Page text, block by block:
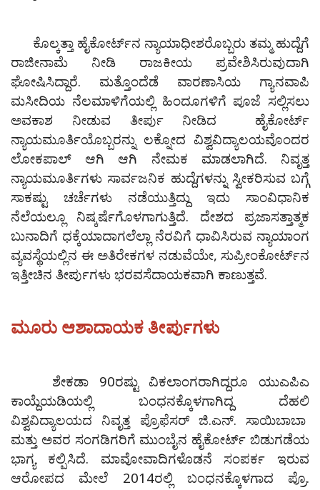
ಕೊಲ್ಕತ್ತಾ ಹೈಕೋರ್ಟ್‌ನ ನ್ಯಾಯಾಧೀಶರೊಬ್ಬರು ತಮ್ಮ ಹುದ್ದೆಗೆ
ರಾಜೀನಾಮೆ ನೀಡಿ ರಾಜಕೀಯ ಪ್ರವೇಶಿಸಿರುವುದಾಗಿ
ಘೋಷಿಸಿದ್ದಾರೆ. ಮತ್ತೊಂದೆಡೆ ವಾರಣಾಸಿಯ ಗ್ಯಾನವಾಪಿ
ಮಸೀದಿಯ ನೆಲಮಾಳಿಗೆಯಲ್ಲಿ ಹಿಂದೂಗಳಿಗೆ ಪೂಜೆ ಸಲ್ಲಿಸಲು
ಅವಕಾಶ ನೀಡುವ ತೀರ್ಪು ನೀಡಿದ ಹೈಕೋರ್ಟ್‌
ನ್ಯಾಯಮೂರ್ತಿಯೊಬ್ಬರನ್ನು ಲಕ್ನೋದ ವಿಶ್ವವಿದ್ಯಾಲಯವೊಂದರ
ಲೋಕಪಾಲ್‌ ಆಗಿ ಆಗಿ ನೇಮಕ ಮಾಡಲಾಗಿದೆ. ನಿವೃತ್ತ
ನ್ಯಾಯಮೂರ್ತಿಗಳು ಸಾರ್ವಜನಿಕ ಹುದ್ದೆಗಳನ್ನು ಸ್ವೀಕರಿಸುವ ಬಗ್ಗೆ
ಸಾಕಷ್ಟು ಚರ್ಚೆಗಳು ನಡೆಯುತ್ತಿದ್ದು ಇದು ಸಾಂವಿಧಾನಿಕ
ನೆಲೆಯಲ್ಲೂ ನಿಷ್ಕರ್ಷೆಗೊಳಗಾಗುತ್ತಿದೆ. ದೇಶದ ಪ್ರಜಾಸತ್ತಾತ್ಮಕ
ಬುನಾದಿಗೆ ಧಕ್ಕೆಯಾದಾಗಲೆಲ್ಲಾ ನೆರವಿಗೆ ಧಾವಿಸಿರುವ ನ್ಯಾಯಾಂಗ
ವ್ಯವಸ್ಥೆಯಲ್ಲಿನ ಈ ಅತಿರೇಕಗಳ ನಡುವೆಯೇ, ಸುಪ್ರೀಂಕೋರ್ಟ್‌ನ
ಇತ್ತೀಚಿನ ತೀರ್ಪುಗಳು ಭರವಸೆದಾಯಕವಾಗಿ ಕಾಣುತ್ತವೆ.
ಮೂರು ಆಶಾದಾಯಕ ತೀರ್ಪುಗಳು
ಶೇಕಡಾ 90ರಷ್ಟು ವಿಕಲಾಂಗರಾಗಿದ್ದರೂ ಯುಎಪಿಎ
ಕಾಯ್ದೆಯಡಿಯಲ್ಲಿ‌ ಬಂಧನಕ್ಕೊಳಗಾಗಿದ್ದ ದೆಹಲಿ
ವಿಶ್ವವಿದ್ಯಾಲಯದ ನಿವೃತ್ತ ಪ್ರೊಫೆಸರ್‌ ಜಿ.ಎನ್.‌ ಸಾಯಿಬಾಬಾ
ಮತ್ತು ಅವರ ಸಂಗಡಿಗರಿಗೆ ಮುಂಬೈನ ಹೈಕೋರ್ಟ್‌ ಬಿಡುಗಡೆಯ
ಭಾಗ್ಯ ಕಲ್ಪಿಸಿದೆ. ಮಾವೋವಾದಿಗಳೊಡನೆ ಸಂಪರ್ಕ ಇರುವ
ಆರೋಪದ ಮೇಲೆ 2014ರಲ್ಲಿ ಬಂಧನಕ್ಕೊಳಗಾದ ಪ್ರೊ.